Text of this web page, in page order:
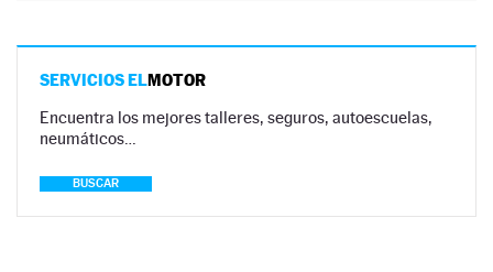
SERVICIOS ELMOTOR
Encuentra los mejores talleres, seguros, autoescuelas,
neumáticos…
BUSCAR